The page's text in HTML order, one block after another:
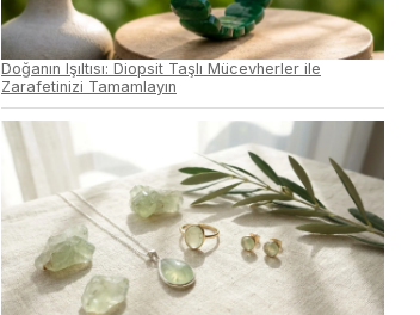
Doğanın Işıltısı: Diopsit Taşlı Mücevherler ile
Zarafetinizi Tamamlayın